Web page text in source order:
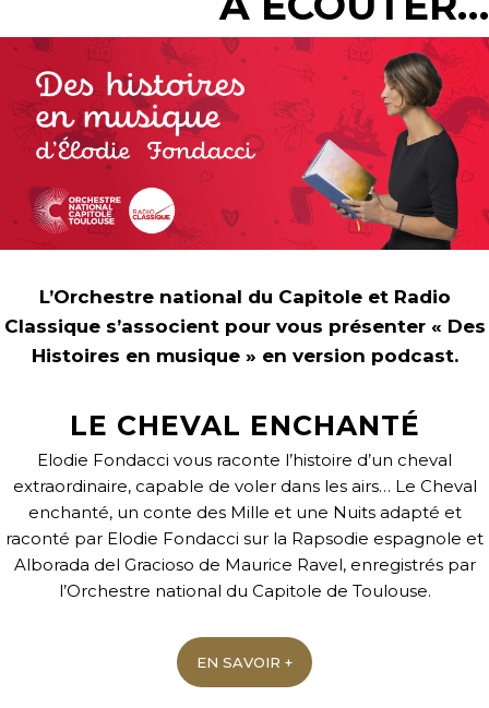
L’Orchestre national du Capitole et Radio
Classique s’associent pour vous présenter « Des
Histoires en musique » en version podcast.
LE CHEVAL ENCHANTÉ
Elodie Fondacci vous raconte l’histoire d’un cheval
extraordinaire, capable de voler dans les airs… Le Cheval
enchanté, un conte des Mille et une Nuits adapté et
raconté par Elodie Fondacci sur la Rapsodie espagnole et
Alborada del Gracioso de Maurice Ravel, enregistrés par
l’Orchestre national du Capitole de Toulouse.
EN SAVOIR +